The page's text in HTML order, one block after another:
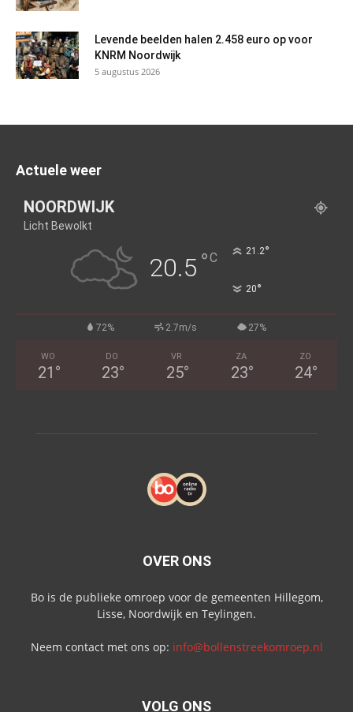
Levende beelden halen 2.458 euro op voor
KNRM Noordwijk
5 augustus 2026
Actuele weer
NOORDWIJK
Licht Bewolkt
20.5 °C 21.2°
20°
72% 2.7m/s 27%
WO
21 °
DO
23°
VR
25°
ZA
23°
ZO
24°
OVER ONS
Bo is de publieke omroep voor de gemeenten Hillegom,
Lisse, Noordwijk en Teylingen.
Neem contact met ons op: info@bollenstreekomroep.nl
VOLG ONS